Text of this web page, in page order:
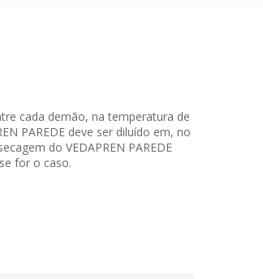
cada demão, na temperatura de
PAREDE deve ser diluído em, no
do VEDAPREN PAREDE
for o caso.